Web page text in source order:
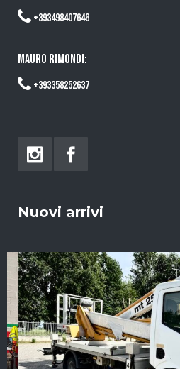
+393498407646
MAURO RIMONDI:
+393358252637
Nuovi arrivi